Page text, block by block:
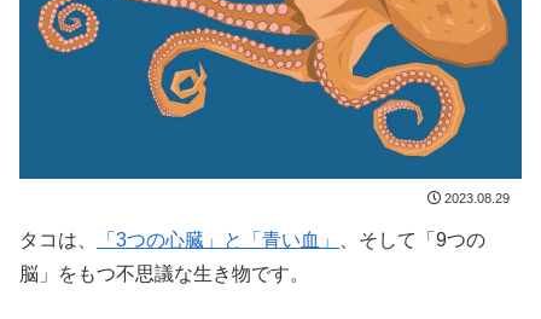
2023.08.29
タコは、 「3つの心臓」と「青い血」
、そして「9つの
脳」をもつ不思議な生き物です。